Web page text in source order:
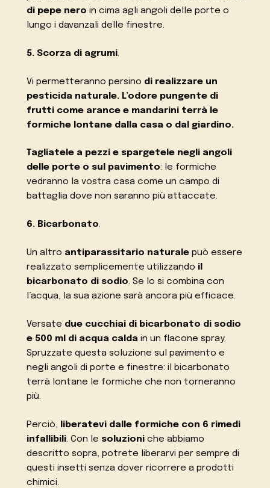
di pepe nero in cima agli angoli delle porte o
lungo i davanzali delle finestre.
5. Scorza di agrumi.
Vi permetteranno persino di realizzare un
pesticida naturale. L’odore pungente di
frutti come arance e mandarini terrà le
formiche lontane dalla casa o dal giardino.
Tagliatele a pezzi e spargetele negli angoli
delle porte o sul pavimento: le formiche
vedranno la vostra casa come un campo di
battaglia dove non saranno più attaccate.
6. Bicarbonato.
Un altro antiparassitario naturale può essere
realizzato semplicemente utilizzando il
bicarbonato di sodio. Se lo si combina con
l’acqua, la sua azione sarà ancora più efficace.
Versate due cucchiai di bicarbonato di sodio
e 500 ml di acqua calda in un flacone spray.
Spruzzate questa soluzione sul pavimento e
negli angoli di porte e finestre: il bicarbonato
terrà lontane le formiche che non torneranno
più.
Perciò,
liberatevi dalle formiche con 6 rimedi
infallibili. Con le soluzioni che abbiamo
descritto sopra, potrete liberarvi per sempre di
questi insetti senza dover ricorrere a prodotti
chimici.